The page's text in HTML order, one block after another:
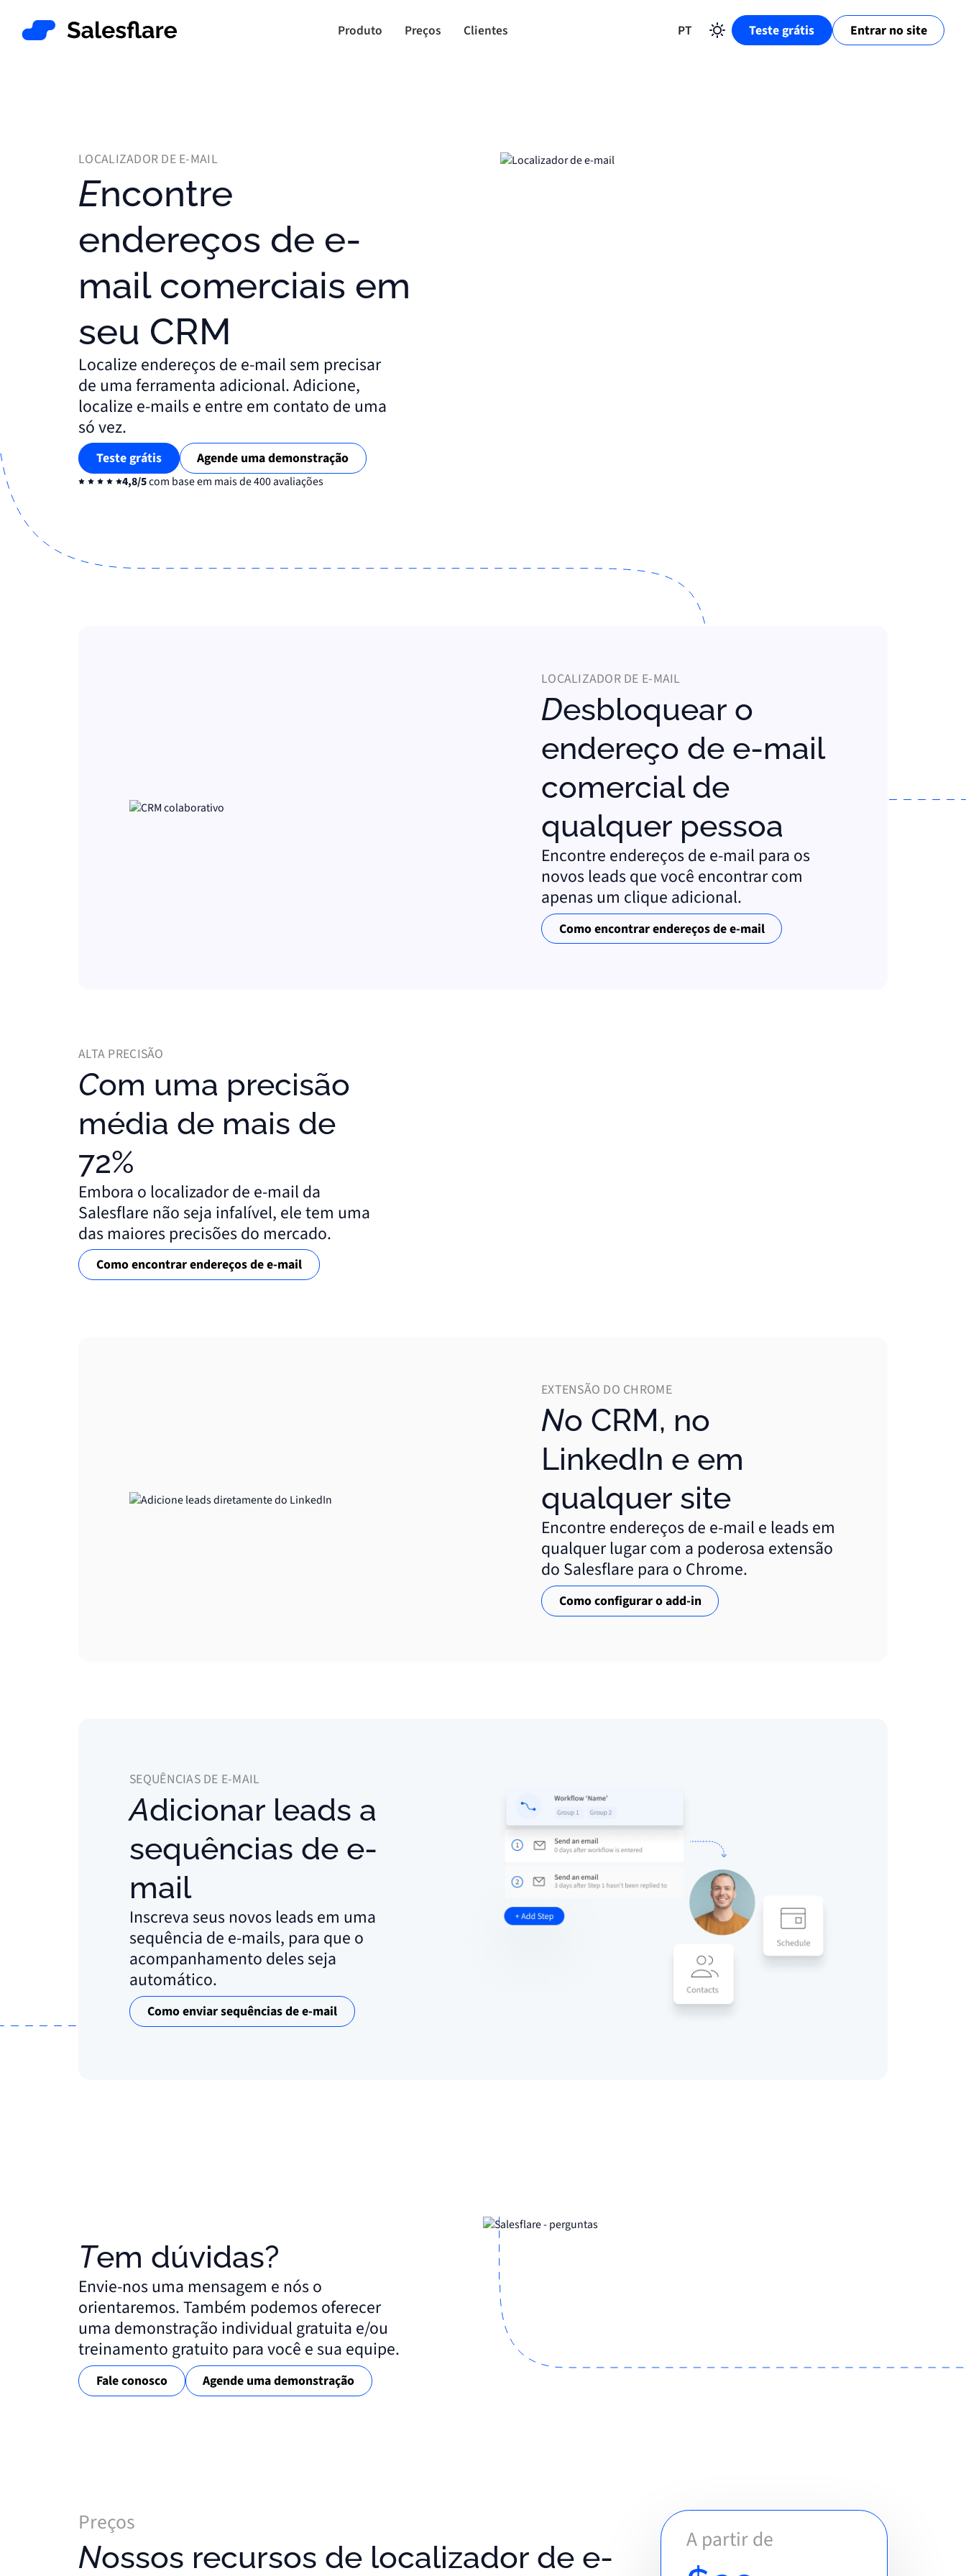
Produto Preços Clientes PT Teste grátis Entrar no site
LOCALIZADOR DE E-MAIL
Encontre
endereços de e-
mail comerciais em
seu CRM
Localize endereços de e-mail sem precisar
de uma ferramenta adicional. Adicione,
localize e-mails e entre em contato de uma
só vez.
Teste grátis Agende uma demonstração
4,8/5com base em mais de 400 avaliações
LOCALIZADOR DE E-MAIL
Desbloquear o
endereço de e-mail
comercial de
qualquer pessoa
Encontre endereços de e-mail para os
novos leads que você encontrar com
apenas um clique adicional.
Como encontrar endereços de e-mail
ALTA PRECISÃO
Com uma precisão
média de mais de
72%
Embora o localizador de e-mail da
Salesflare não seja infalível, ele tem uma
das maiores precisões do mercado.
Como encontrar endereços de e-mail
EXTENSÃO DO CHROME
No CRM, no
LinkedIn e em
qualquer site
Encontre endereços de e-mail e leads em
qualquer lugar com a poderosa extensão
do Salesflare para o Chrome.
Como configurar o add-in
SEQUÊNCIAS DE E-MAIL
Adicionar leads a
sequências de e-
mail
Inscreva seus novos leads em uma
sequência de e-mails, para que o
acompanhamento deles seja
automático.
Como enviar sequências de e-mail
Tem dúvidas?
Envie-nos uma mensagem e nós o
orientaremos. Também podemos oferecer
uma demonstração individual gratuita e/ou
treinamento gratuito para você e sua equipe.
Fale conosco Agende uma demonstração
Preços
Nossos recursos de localizador de e- A partir de